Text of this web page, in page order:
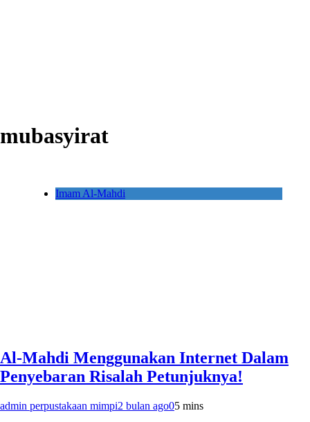
mubasyirat
Imam Al-Mahdi
Al-Mahdi Menggunakan Internet Dalam
Penyebaran Risalah Petunjuknya!
admin perpustakaan mimpi2 bulan ago05 mins